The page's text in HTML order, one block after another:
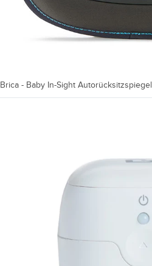
Brica - Baby In-Sight Autorücksitzspiegel